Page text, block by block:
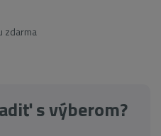
zdarma
s výberom?